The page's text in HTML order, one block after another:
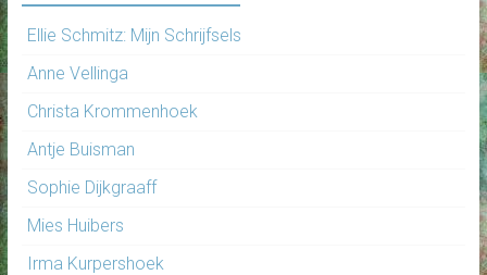
Ellie Schmitz: Mijn Schrijfsels
Anne Vellinga
Christa Krommenhoek
Antje Buisman
Sophie Dijkgraaff
Mies Huibers
Irma Kurpershoek